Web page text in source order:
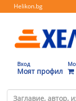
Helikon.bg
Вход
Моят профил